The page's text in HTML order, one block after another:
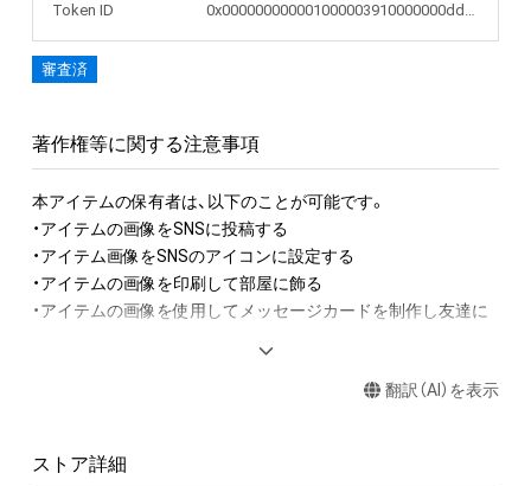
Token ID
0x000000000001000003910000000dde34
審査済
著作権等に関する注意事項
本アイテムの保有者は、以下のことが可能です。
・アイテムの画像をSNSに投稿する
・アイテム画像をSNSのアイコンに設定する
・アイテムの画像を印刷して部屋に飾る
・アイテムの画像を使用してメッセージカードを制作し友達に
権(著作権、特許権、実用新案権、商標権、意匠権その他の知的財
翻訳（AI）を表示
ストア詳細